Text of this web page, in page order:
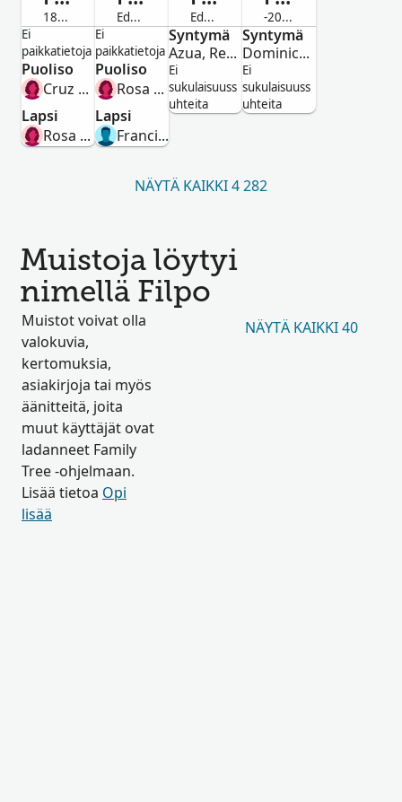
1871-Edesmennyt
Ei
paikkatietoja
Puoliso
Cruz Altagracia Mendoza Agesta
Lapsi
Rosa Silvera
Edesmennyt
Ei
paikkatietoja
Puoliso
Rosa Escala
Lapsi
Francisco Filpo
Edesmennyt
Mies
Syntymä
Azua, República Dominicana
Ei
sukulaisuuss
uhteita
-2010
Mies
Syntymä
Dominican Republic
Ei
sukulaisuuss
uhteita
NÄYTÄ KAIKKI 4 282
Muistoja löytyi
nimellä Filpo
Muistot voivat olla
valokuvia,
kertomuksia,
asiakirjoja tai myös
äänitteitä, joita
muut käyttäjät ovat
ladanneet Family
Tree -ohjelmaan.
Lisää tietoa Opi
lisää
NÄYTÄ KAIKKI 40